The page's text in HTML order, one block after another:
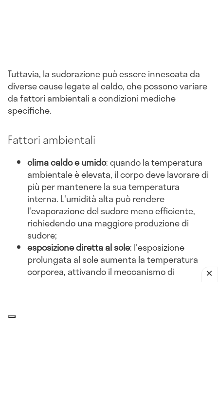
Tuttavia, la sudorazione può essere innescata da
diverse cause legate al caldo, che possono variare
da fattori ambientali a condizioni mediche
specifiche.
Fattori ambientali
clima caldo e umido: quando la temperatura
ambientale è elevata, il corpo deve lavorare di
più per mantenere la sua temperatura
interna. L'umidità alta può rendere
l'evaporazione del sudore meno efficiente,
richiedendo una maggiore produzione di
sudore;
esposizione diretta al sole: l'esposizione
prolungata al sole aumenta la temperatura
corporea, attivando il meccanismo di